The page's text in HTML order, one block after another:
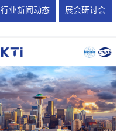
行业新闻动态 展会研讨会